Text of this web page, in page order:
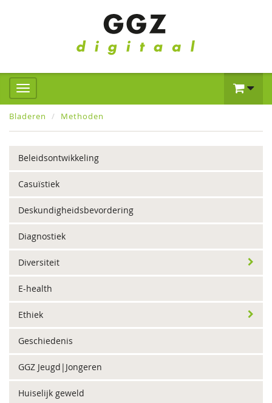
Bladeren Methoden
Beleidsontwikkeling
Casuïstiek
Deskundigheidsbevordering
Diagnostiek
Diversiteit
E-health
Ethiek
Geschiedenis
GGZ Jeugd|Jongeren
Huiselijk geweld